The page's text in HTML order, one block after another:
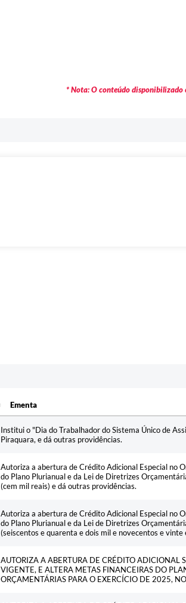
* Nota: O conteúdo
Ementa
Institui o "Dia do Trabalhador do Sistema Único de
Piraquara, e dá outras providências.
Autoriza a abertura de Crédito Adicional Especial no
do Plano Plurianual e da Lei de Diretrizes
(cem mil reais) e dá outras providências.
Autoriza a abertura de Crédito Adicional Especial no
do Plano Plurianual e da Lei de Diretrizes
(seiscentos e quarenta e dois mil e novecentos e
AUTORIZA A ABERTURA DE CRÉDITO ADICIONAL
VIGENTE, E ALTERA METAS FINANCEIRAS DO
ORÇAMENTÁRIAS PARA O EXERCÍCIO DE 2025,